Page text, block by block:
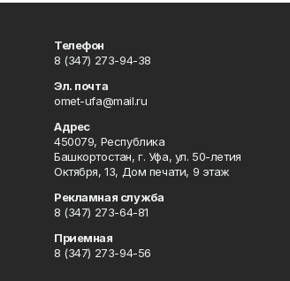
Телефон
8 (347) 273-94-38
Эл. почта
omet-ufa@mail.ru
Адрес
450079, Республика
Башкортостан, г. Уфа, ул. 50-летия
Октября, 13, Дом печати, 9 этаж
Рекламная служба
8 (347) 273-64-81
Приемная
8 (347) 273-94-56